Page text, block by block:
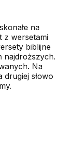
na
z wersetami
biblijne
najdroższych.
Na
drugiej słowo